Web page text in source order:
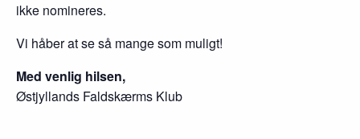
ikke nomineres.
Vi håber at se så mange som muligt!
Med venlig hilsen,
Østjyllands Faldskærms Klub